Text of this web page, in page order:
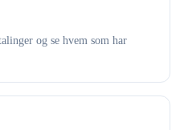
og se hvem som har